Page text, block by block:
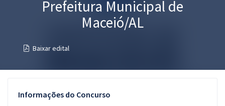
Questões grátis
Prefeitura Municipal de
Maceió/AL
Baixar edital
Informações do Concurso